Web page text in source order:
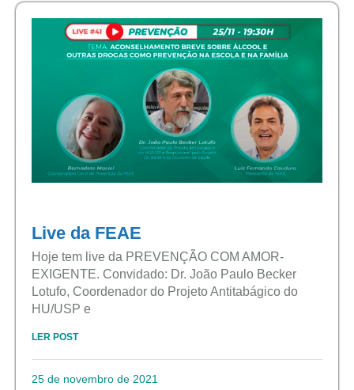
Live da FEAE
Hoje tem live da PREVENÇÃO COM AMOR-
EXIGENTE. Convidado: Dr. João Paulo Becker
Lotufo, Coordenador do Projeto Antitabágico do
HU/USP e
LER POST
25 de novembro de 2021